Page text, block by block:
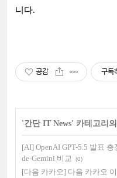
니다.
공감 구독
'간단 IT News' 카테고리
[AI] OpenAI GPT-5.5 발표
de·Gemini 비교
(0)
[다음 카카오] 다음 카카오